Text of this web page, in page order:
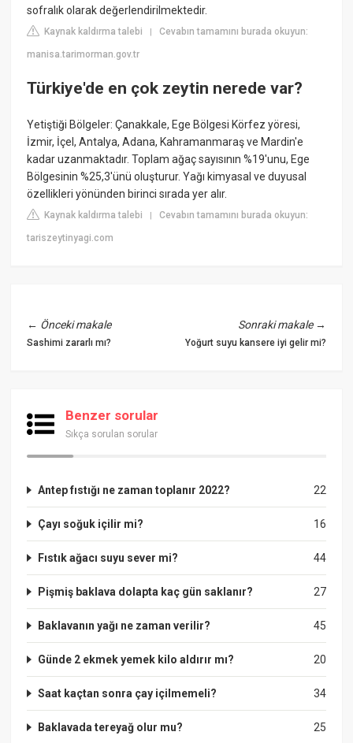
sofralık olarak değerlendirilmektedir.
Kaynak kaldırma talebi |Cevabın tamamını burada okuyun:
manisa.tarimorman.gov.tr
Türkiye'de en çok zeytin nerede var?
Yetiştiği Bölgeler: Çanakkale, Ege Bölgesi Körfez yöresi,
İzmir, İçel, Antalya, Adana, Kahramanmaraş ve Mardin'e
kadar uzanmaktadır. Toplam ağaç sayısının %19'unu, Ege
Bölgesinin %25,3'ünü oluşturur. Yağı kimyasal ve duyusal
özellikleri yönünden birinci sırada yer alır.
Kaynak kaldırma talebi |Cevabın tamamını burada okuyun:
tariszeytinyagi.com
← Önceki makale
Sashimi zararlı mı?
Sonraki makale→
Yoğurt suyu kansere iyi gelir mi?
Benzer sorular
Sıkça sorulan sorular
22
Antep fıstığı ne zaman toplanır 2022?
16
Çayı soğuk içilir mi?
44
Fıstık ağacı suyu sever mi?
27
Pişmiş baklava dolapta kaç gün saklanır?
45
Baklavanın yağı ne zaman verilir?
20
Günde 2 ekmek yemek kilo aldırır mı?
34
Saat kaçtan sonra çay içilmemeli?
25
Baklavada tereyağ olur mu?